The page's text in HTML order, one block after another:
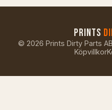
PRINTS
© 2026 Prints Dirty Parts
Köpvillkor